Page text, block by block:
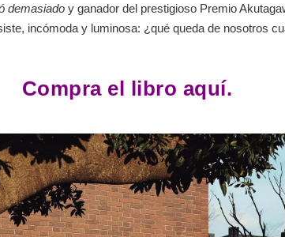
demasiado y ganador del prestigioso Premio
incómoda y luminosa: ¿qué queda de nosotros
Compra el libro aquí.